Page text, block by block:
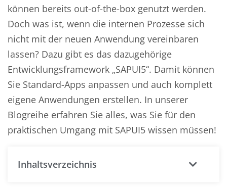
können bereits out-of-the-box genutzt werden.
Doch was ist, wenn die internen Prozesse sich
nicht mit der neuen Anwendung vereinbaren
lassen? Dazu gibt es das dazugehörige
Entwicklungsframework „SAPUI5“. Damit können
Sie Standard-Apps anpassen und auch komplett
eigene Anwendungen erstellen. In unserer
Blogreihe erfahren Sie alles, was Sie für den
praktischen Umgang mit SAPUI5 wissen müssen!
Inhaltsverzeichnis